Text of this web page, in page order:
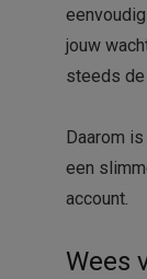
jouw
steeds
Daarom
een
account.
Wees